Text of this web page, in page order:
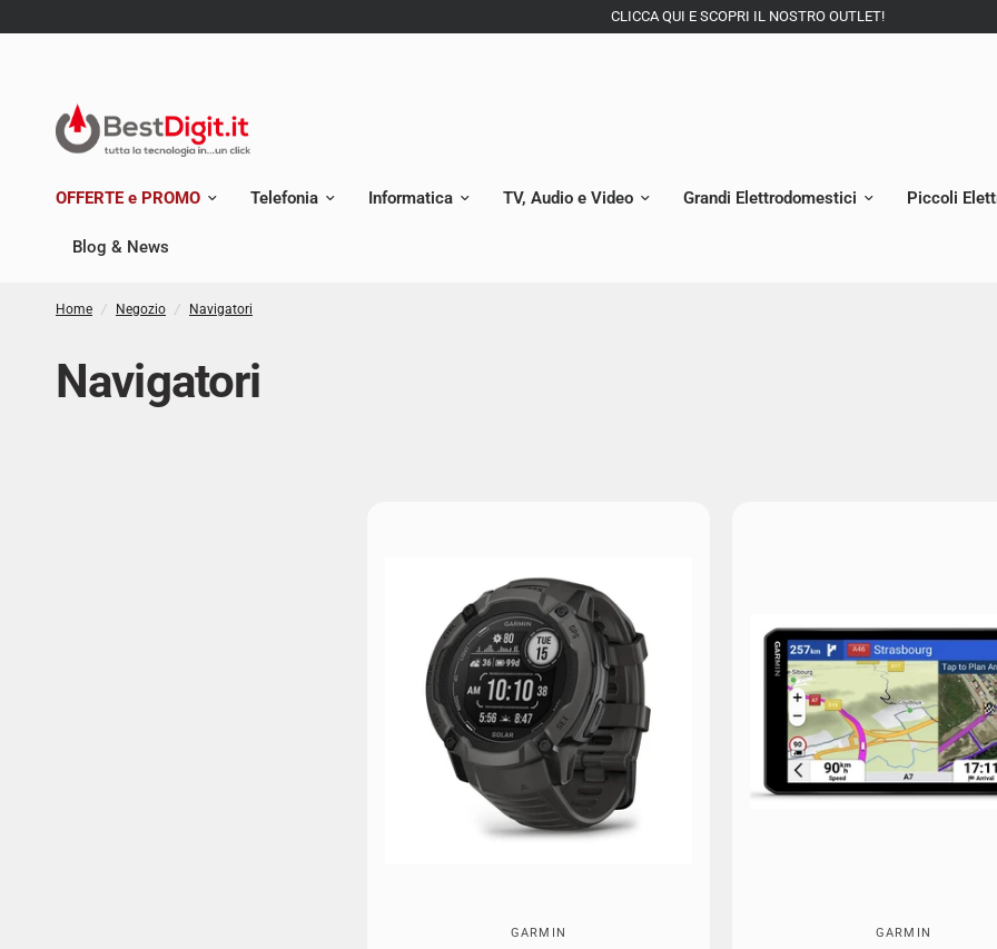
CLICCA QUI E SCOPRI IL NOSTRO OUTLET!
OFFERTE e PROMO Telefonia Informatica TV, Audio e Video Grandi Elettrodomestici Piccoli
Blog & News
Home / Negozio / Navigatori
Navigatori
GARMIN GARMIN